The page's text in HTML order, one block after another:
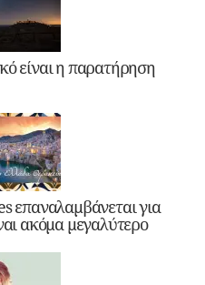
είναι η παρατήρηση
επαναλαμβάνεται για
ακόμα μεγαλύτερο